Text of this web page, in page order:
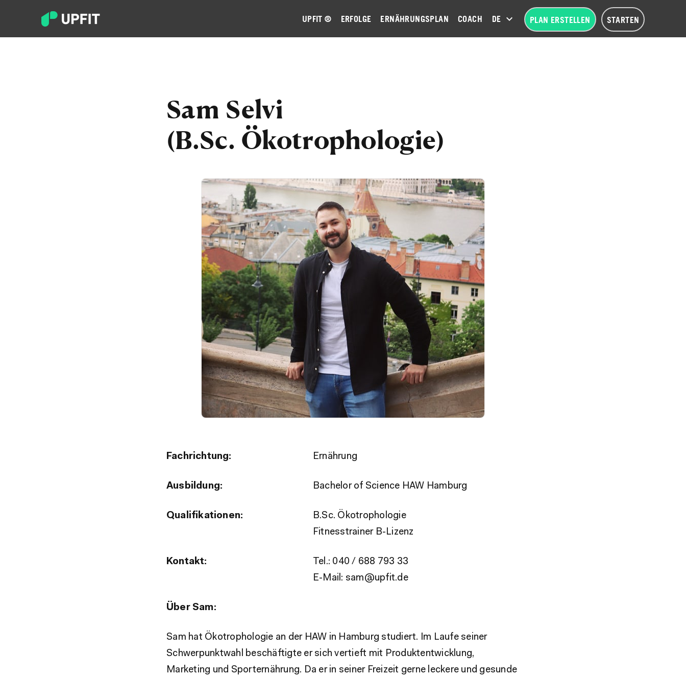
UPFIT ® ERFOLGE ERNÄHRUNGSPLAN COACH DEUTSCH (DE)PLAN ERSTELLEN STARTEN
Sam Selvi
(B.Sc. Ökotrophologie)
Fachrichtung: Ernährung
Ausbildung: Bachelor of Science HAW Hamburg
Qualifikationen:
B.Sc. Ökotrophologie
Fitnesstrainer B-Lizenz
Kontakt:
Tel.: 040 / 688 793 33
E-Mail: sam@upfit.de
Über Sam:
Sam hat Ökotrophologie an der HAW in Hamburg studiert. Im Laufe seiner
Schwerpunktwahl beschäftigte er sich vertieft mit Produktentwicklung,
Marketing und Sporternährung. Da er in seiner Freizeit gerne leckere und gesunde